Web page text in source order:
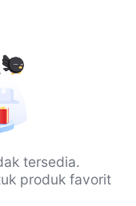
tersedia.
produk favorit